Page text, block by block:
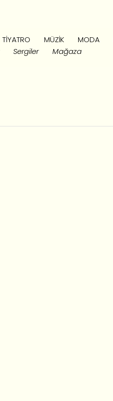
TIYATRO MÜZIK MODA
Sergiler Mağaza